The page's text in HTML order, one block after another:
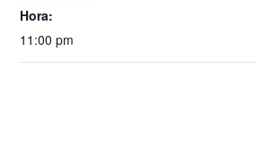
Hora:
11:00 pm